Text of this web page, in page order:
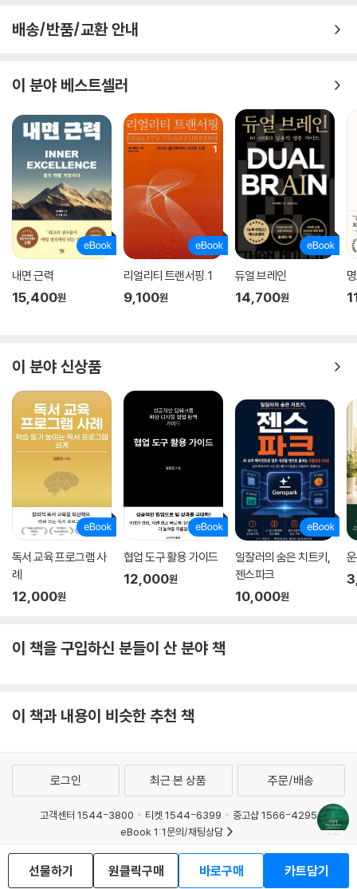
배송/반품/교환 안내
이 분야 베스트셀러
내면 근력
15,400원
리얼리티 트랜서핑. 1
9,100원
듀얼 브레인
14,700원
이 분야 신상품
독서 교육 프로그램 사
례
12,000원
협업 도구 활용 가이드
12,000원
일잘러의 숨은 치트키,
젠스파크
10,000원
이 책을 구입하신 분들이 산 분야 책
이 책과 내용이 비슷한 추천 책
선물하기 원클릭구매 바로구매 카트담기
로그인 최근 본 상품 주문/배송
고객센터 1544-3800 티켓 1544-6399
중고샵 1566-4295
eBook 1:1문의/채팅상담
예스이십사(주) 사업자 정보
이용약관
개인정보처리방침 청소년보호정책